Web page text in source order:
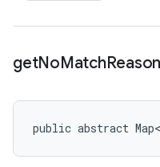
getNoMatchReason
public abstract